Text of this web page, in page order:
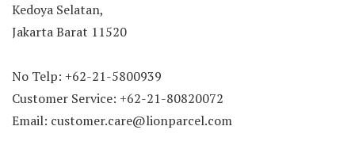
Kedoya Selatan,
Jakarta Barat 11520
No Telp: +62-21-5800939
Customer Service: +62-21-80820072
Email: customer.care@lionparcel.com